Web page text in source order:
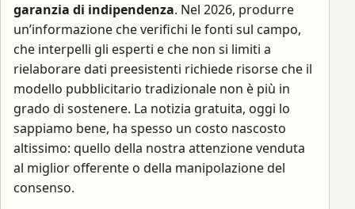
garanzia di indipendenza. Nel 2026, produrre
un’informazione che verifichi le fonti sul campo,
che interpelli gli esperti e che non si limiti a
rielaborare dati preesistenti richiede risorse che il
modello pubblicitario tradizionale non è più in
grado di sostenere. La notizia gratuita, oggi lo
sappiamo bene, ha spesso un costo nascosto
altissimo: quello della nostra attenzione venduta
al miglior offerente o della manipolazione del
consenso.